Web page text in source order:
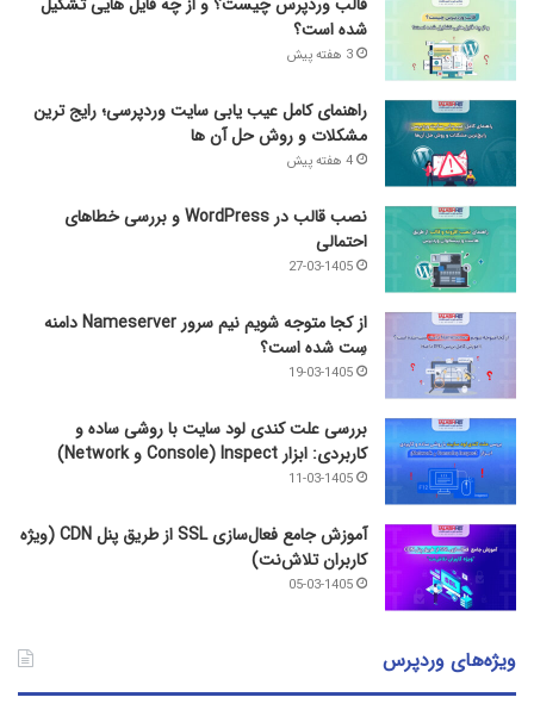
شده است؟
3 هفته پیش
راهنمای کامل عیب‌ یابی سایت وردپرسی؛ رایج‌ ترین
مشکلات و روش حل آن‌ ها
4 هفته پیش
نصب قالب در WordPress و بررسی خطاهای
احتمالی
27-03-1405
از کجا متوجه شویم نیم ‌سرور Nameserver دامنه
سِت شده است؟
19-03-1405
بررسی علت کندی لود سایت با روشی ساده و
کاربردی: ابزار Inspect (Console و Network)
11-03-1405
آموزش جامع فعال‌سازی SSL از طریق پنل CDN (ویژه
کاربران تلاش‌نت)
05-03-1405
ویژه‌های وردپرس